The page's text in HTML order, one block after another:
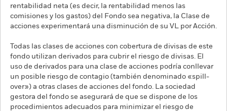
rentabilidad neta (es decir, la rentabilidad menos las
comisiones y los gastos) del Fondo sea negativa, la Clase de
acciones experimentará una disminución de su VL por Acción.
Todas las clases de acciones con cobertura de divisas de este
fondo utilizan derivados para cubrir el riesgo de divisas. El
uso de derivados para una clase de acciones podría conllevar
un posible riesgo de contagio (también denominado «spill-
over») a otras clases de acciones del fondo. La sociedad
gestora del fondo se asegurará de que se dispone de los
procedimientos adecuados para minimizar el riesgo de